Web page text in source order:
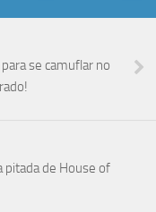
se camuflar no
pitada de House of